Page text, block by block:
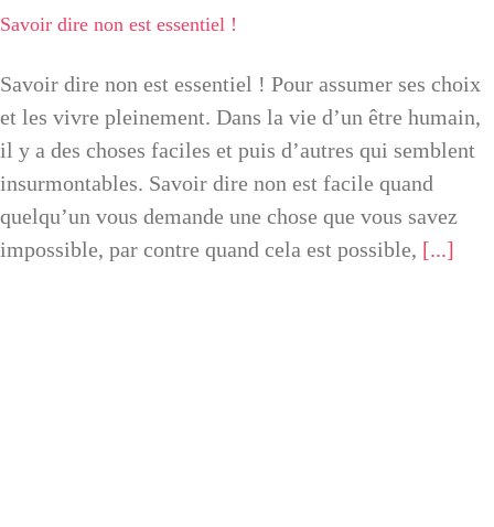
Contact
Newsletter
Mon compte
Savoir dire non est essentiel !
Savoir dire non est essentiel ! Pour assumer ses choix
et les vivre pleinement. Dans la vie d’un être humain,
il y a des choses faciles et puis d’autres qui semblent
insurmontables. Savoir dire non est facile quand
quelqu’un vous demande une chose que vous savez
impossible, par contre quand cela est possible, [...]